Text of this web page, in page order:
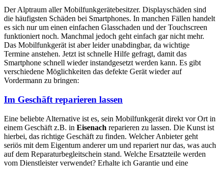
Der Alptraum aller Mobilfunkgerätebesitzer. Displayschäden sind
die häufigsten Schäden bei Smartphones. In manchen Fällen handelt
es sich nur um einen einfachen Glasschaden und der Touchscreen
funktioniert noch. Manchmal jedoch geht einfach gar nicht mehr.
Das Mobilfunkgerät ist aber leider unabdingbar, da wichtige
Termine anstehen. Jetzt ist schnelle Hilfe gefragt, damit das
Smartphone schnell wieder instandgesetzt werden kann. Es gibt
verschiedene Möglichkeiten das defekte Gerät wieder auf
Vordermann zu bringen:
Im Geschäft reparieren lassen
Eine beliebte Alternative ist es, sein Mobilfunkgerät direkt vor Ort in
einem Geschäft z.B. in Eisenach reparieren zu lassen. Die Kunst ist
hierbei, das richtige Geschäft zu finden. Welcher Anbieter geht
seriös mit dem Eigentum anderer um und repariert nur das, was auch
auf dem Reparaturbegleitschein stand. Welche Ersatzteile werden
vom Dienstleister verwendet? Erhalte ich Garantie und eine